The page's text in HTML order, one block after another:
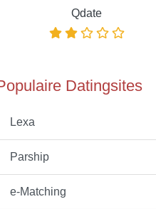
Qdate
Datingsites
Lexa
Parship
e-Matching